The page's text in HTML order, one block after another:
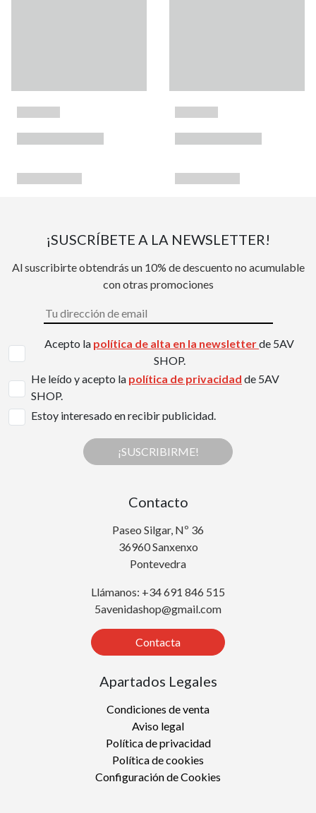
¡SUSCRÍBETE A LA NEWSLETTER!
Al suscribirte obtendrás un 10% de descuento no acumulable
con otras promociones
Acepto la política de alta en la newsletterde 5AV
SHOP.
He leído y acepto la política de privacidad de 5AV
SHOP.
Estoy interesado en recibir publicidad.
¡SUSCRIBIRME!
Contacto
Paseo Silgar, Nº 36
36960 Sanxenxo
Pontevedra
Llámanos: +34 691 846 515
5avenidashop@gmail.com
Contacta
Apartados Legales
Condiciones de venta
Aviso legal
Política de privacidad
Política de cookies
Configuración de Cookies